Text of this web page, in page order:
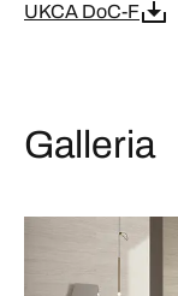
UKCA DoC-F
Galleria